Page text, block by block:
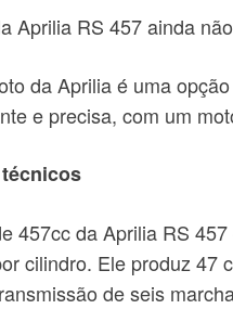
Aprilia RS 457 ainda
da Aprilia é uma
e precisa, com um
457cc da Aprilia RS
cilindro. Ele produz 47
de seis